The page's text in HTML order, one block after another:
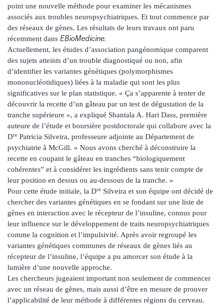
point une nouvelle méthode pour examiner les mécanismes
associés aux troubles neuropsychiatriques. Et tout commence par
des réseaux de gènes. Les résultats de leurs travaux ont paru
récemment dans EBioMedicine.
Actuellement, les études d’association pangénomique comparent
des sujets atteints d’un trouble diagnostiqué ou non, afin
d’identifier les variantes génétiques (polymorphismes
mononucléotidiques) liées à la maladie qui sont les plus
significatives sur le plan statistique. « Ça s’apparente à tenter de
découvrir la recette d’un gâteau par un test de dégustation de la
tranche supérieure », a expliqué Shantala A. Hari Dass, première
auteure de l’étude et boursière postdoctorale qui collabore avec la
Dre Patricia Silveira, professeure adjointe au Département de
psychiatrie à McGill. « Nous avons cherché à déconstruire la
recette en coupant le gâteau en tranches “biologiquement
cohérentes” et à considérer les ingrédients sans tenir compte de
leur position en dessus ou au-dessous de la tranche. »
Pour cette étude initiale, la Dre Silveira et son équipe ont décidé de
chercher des variantes génétiques en se fondant sur une liste de
gènes en interaction avec le récepteur de l’insuline, connus pour
leur influence sur le développement de traits neuropsychiatriques
comme la cognition et l’impulsivité. Après avoir regroupé les
variantes génétiques communes de réseaux de gènes liés au
récepteur de l’insuline, l’équipe a pu amorcer son étude à la
lumière d’une nouvelle approche.
Les chercheurs jugeaient important non seulement de commencer
avec un réseau de gènes, mais aussi d’être en mesure de prouver
l’applicabilité de leur méthode à différentes régions du cerveau.